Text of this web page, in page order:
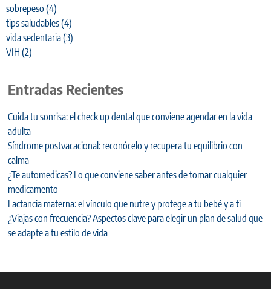
sobrepeso (4)
tips saludables(4)
vida sedentaria(3)
VIH (2)
Entradas Recientes
Cuida tu sonrisa: el check up dental que conviene agendar en la vida
adulta
Síndrome postvacacional: reconócelo y recupera tu equilibrio con
calma
¿Te automedicas? Lo que conviene saber antes de tomar cualquier
medicamento
Lactancia materna: el vínculo que nutre y protege a tu bebé y a ti
¿Viajas con frecuencia? Aspectos clave para elegir un plan de salud que
se adapte a tu estilo de vida